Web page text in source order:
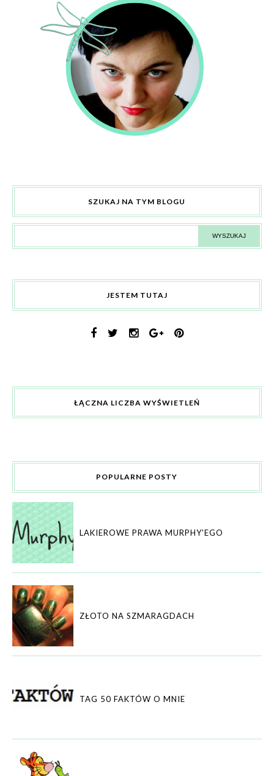
SZUKAJ NA TYM BLOGU
JESTEM TUTAJ
ŁĄCZNA LICZBA WYŚWIETLEŃ
POPULARNE POSTY
LAKIEROWE PRAWA MURPHY'EGO
ZŁOTO NA SZMARAGDACH
TAG 50 FAKTÓW O MNIE